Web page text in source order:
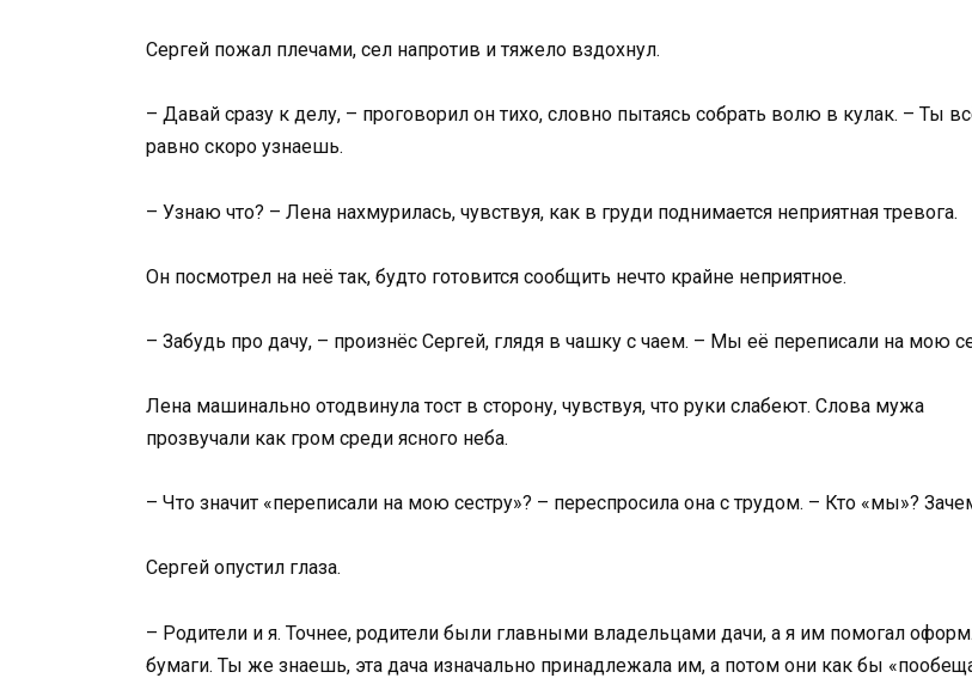
Сергей пожал плечами, сел напротив и тяжело вздохнул.
– Давай сразу к делу, – проговорил он тихо, словно пытаясь собрать волю в кулак. – Ты
равно скоро узнаешь.
– Узнаю что? – Лена нахмурилась, чувствуя, как в груди поднимается неприятная тревога.
Он посмотрел на неё так, будто готовится сообщить нечто крайне неприятное.
– Забудь про дачу, – произнёс Сергей, глядя в чашку с чаем. – Мы её переписали на мою
Лена машинально отодвинула тост в сторону, чувствуя, что руки слабеют. Слова мужа
прозвучали как гром среди ясного неба.
– Что значит «переписали на мою сестру»? – переспросила она с трудом. – Кто «мы»?
Сергей опустил глаза.
– Родители и я. Точнее, родители были главными владельцами дачи, а я им помогал
бумаги. Ты же знаешь, эта дача изначально принадлежала им, а потом они как бы